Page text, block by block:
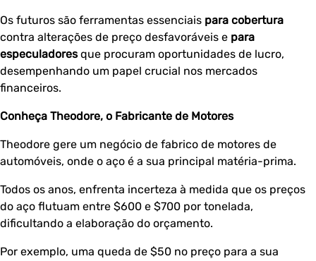
Os futuros são ferramentas essenciais para cobertura
contra alterações de preço desfavoráveis e para
especuladoresque procuram oportunidades de lucro,
desempenhando um papel crucial nos mercados
financeiros.
Conheça Theodore, o Fabricante de Motores
Theodore gere um negócio de fabrico de motores de
automóveis, onde o aço é a sua principal matéria-prima.
Todos os anos, enfrenta incerteza à medida que os preços
do aço flutuam entre $600 e $700 por tonelada,
dificultando a elaboração do orçamento.
Por exemplo, uma queda de $50 no preço para a sua